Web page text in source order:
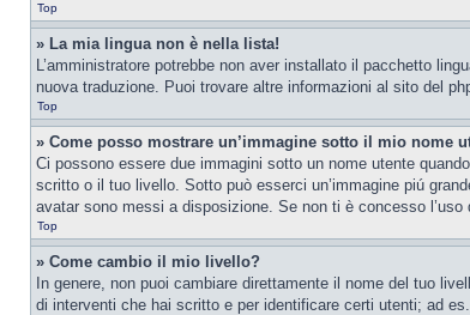
Top
» La mia lingua non è nella lista!
L’amministratore potrebbe non aver installato il pacchetto
nuova traduzione. Puoi trovare altre informazioni al sito del
Top
» Come posso mostrare un’immagine sotto il mio nome
Ci possono essere due immagini sotto un nome utente
scritto o il tuo livello. Sotto può esserci un’immagine piú
avatar sono messi a disposizione. Se non ti è concesso
Top
» Come cambio il mio livello?
In genere, non puoi cambiare direttamente il nome del tuo
di interventi che hai scritto e per identificare certi utenti; ad